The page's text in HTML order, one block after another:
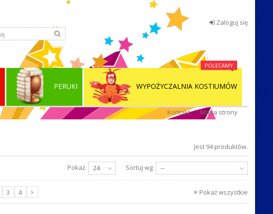
Zaloguj się
PERUKI
POLECAMY
WYPOŻYCZALNIA KOSTIUMÓW
Kontakt Mapa strony
Jest 94 produktów.
Sortuj wg --
Pokaż 24
Pokaż wszystkie
3 4